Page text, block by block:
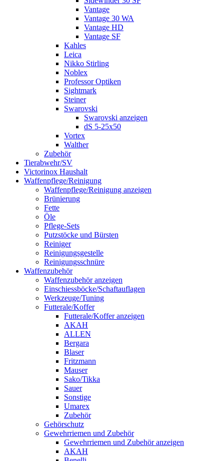
Vantage
Vantage 30 WA
Vantage HD
Vantage SF
Kahles
Leica
Nikko Stirling
Noblex
Professor Optiken
Sightmark
Steiner
Swarovski
Swarovski anzeigen
dS 5-25x50
Vortex
Walther
Zubehör
Tierabwehr/SV
Victorinox Haushalt
Waffenpflege/Reinigung
Waffenpflege/Reinigung anzeigen
Brünierung
Fette
Öle
Pflege-Sets
Putzstöcke und Bürsten
Reiniger
Reinigungsgestelle
Reinigungsschnüre
Waffenzubehör
Waffenzubehör anzeigen
Einschiessböcke/Schaftauflagen
Werkzeuge/Tuning
Futterale/Koffer
Futterale/Koffer anzeigen
AKAH
ALLEN
Bergara
Blaser
Fritzmann
Mauser
Sako/Tikka
Sauer
Sonstige
Umarex
Zubehör
Gehörschutz
Gewehrriemen und Zubehör
Gewehrriemen und Zubehör anzeigen
AKAH